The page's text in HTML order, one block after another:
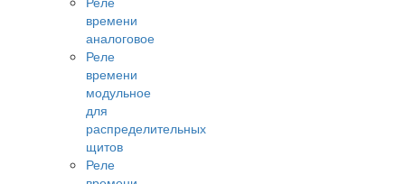
времени
аналоговое
Реле
времени
модульное
для
распределительных
щитов
Реле